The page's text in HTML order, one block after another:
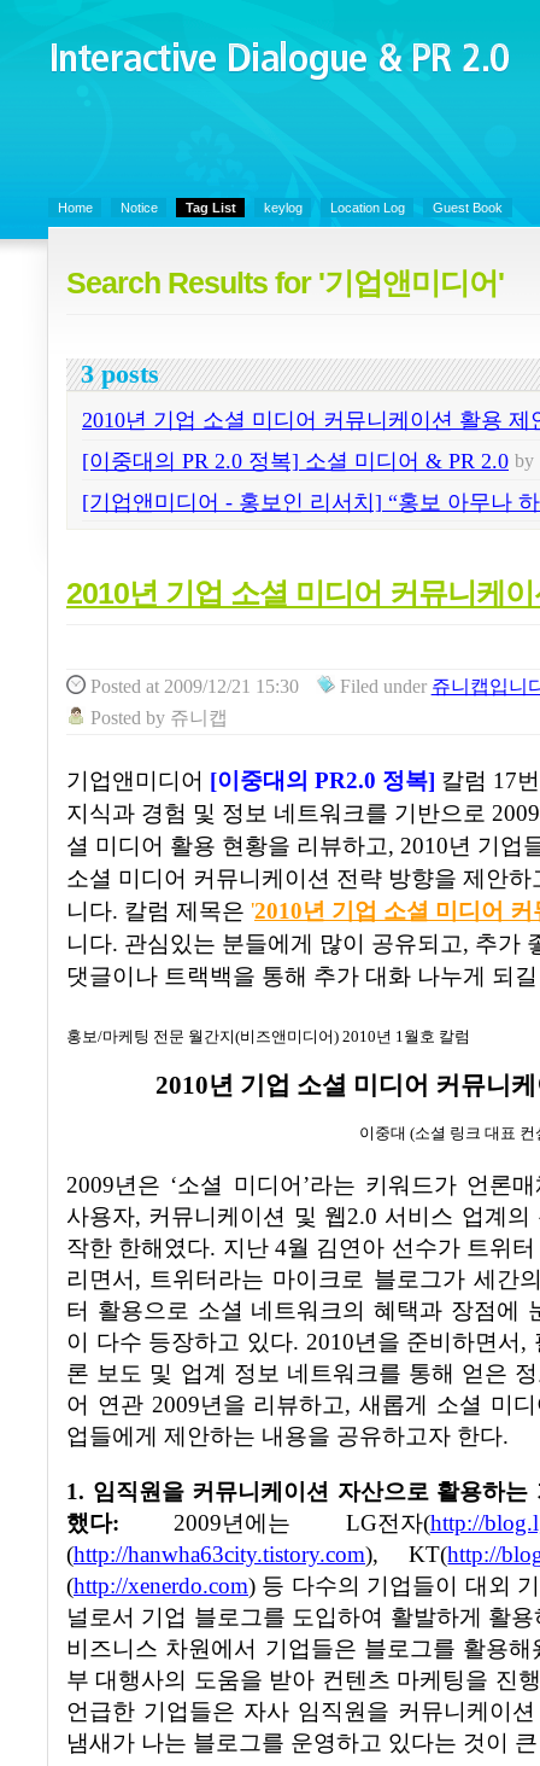
Interactive Dialogue &
PR 2.0
Home Notice Tag List keylog Location Log Guest Book
Search Results for '기업앤미디어'
3 posts
2010년 기업 소셜 미디어 커뮤니케이션 활용 제
[이중대의 PR 2.0 정복] 소셜 미디어 & PR 2.0 by
[기업앤미디어 - 홍보인 리서치] “홍보 아무나
2010년 기업 소셜 미디어 커뮤니케
Posted at 2009/12/21 15:30 Filed under 쥬니캡입니
Posted by 쥬니캡
기업앤미디어 [이중대의 PR2.0 정복] 칼럼 17
지식과 경험 및 정보 네트워크를 기반으로 2009
셜 미디어 활용 현황을 리뷰하고, 2010년 기업
소셜 미디어 커뮤니케이션 전략 방향을 제안
니다. 칼럼 제목은 '2010년 기업 소셜 미디어
니다. 관심있는 분들에게 많이 공유되고, 추가
댓글이나 트랙백을 통해 추가 대화 나누게 되
홍보/마케팅 전문 월간지(비즈앤미디어) 2010년 1월호 칼럼
2010년 기업 소셜 미디어 커뮤니
이중대 (소셜 링크 대표 컨
2009년은 ‘소셜 미디어 ’라는 키워드가 언론매
사용자, 커뮤니케이션 및 웹2.0 서비스 업계의
작한 한해였다. 지난4월 김연아 선수가 트위
리면서 , 트위터라는 마이크로 블로그가 세간
터 활용으로 소셜 네트워크의 혜택과 장점에
이 다수 등장하고 있다. 2010년을 준비하면서 ,
론 보도 및 업계 정보 네트워크를 통해 얻은
어 연관2009년을 리뷰하고,새롭게 소셜 미
업들에게 제안하는 내용을 공유하고자 한다.
1. 임직원을 커뮤니케이션 자산으로 활용하
했다: 2009년에는 LG전자(http://
(http://hanwha63city.tistory.com), KT(http://
(http://xenerdo.com) 등 다수의 기업들이 대외
널로서 기업 블로그를 도입하여 활발하게 활
비즈니스 차원에서 기업들은 블로그를 활용해
부 대행사의 도움을 받아 컨텐츠 마케팅을 진
언급한 기업들은 자사 임직원을 커뮤니케이
냄새가 나는 블로그를 운영하고 있다는 것이